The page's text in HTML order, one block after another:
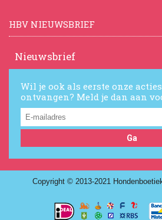
HBV NIEUWSBRIEF
Nieuwsbrief
Wil je ook als eerste onze
ontvangen? Meld je dan aan
Ga
Copyright © 2013-2021